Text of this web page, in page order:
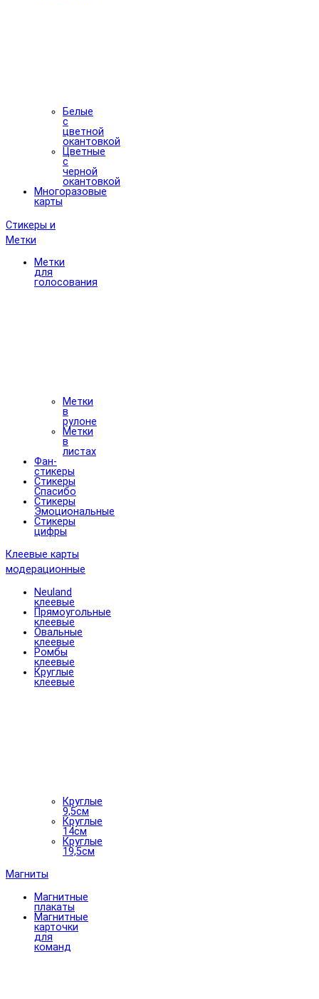
Белые
с
цветной
окантовкой
Цветные
с
черной
окантовкой
Многоразовые
карты
Стикеры и
Метки
Метки
для
голосования
Метки
в
рулоне
Метки
в
листах
Фан-
стикеры
Стикеры
Спасибо
Стикеры
Эмоциональные
Стикеры
цифры
Клеевые карты
модерационные
Neuland
клеевые
Прямоугольные
клеевые
Овальные
клеевые
Ромбы
клеевые
Круглые
клеевые
Круглые
9,5см
Круглые
14см
Круглые
19,5см
Магниты
Магнитные
плакаты
Магнитные
карточки
для
команд